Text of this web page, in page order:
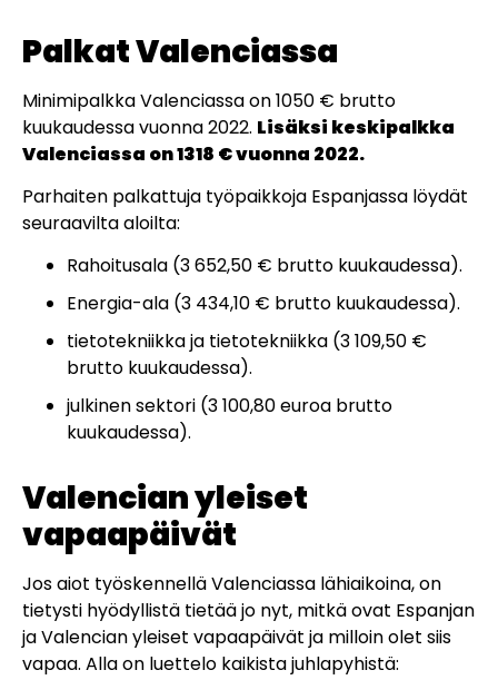
Palkat Valenciassa
Minimipalkka Valenciassa on 1050 € brutto
kuukaudessa vuonna 2022. Lisäksi keskipalkka
Valenciassa on 1318 € vuonna 2022.
Parhaiten palkattuja työpaikkoja Espanjassa löydät
seuraavilta aloilta:
Rahoitusala (3 652,50 € brutto kuukaudessa).
Energia-ala (3 434,10 € brutto kuukaudessa).
tietotekniikka ja tietotekniikka (3 109,50 €
brutto kuukaudessa).
julkinen sektori (3 100,80 euroa brutto
kuukaudessa).
Valencian yleiset
vapaapäivät
Jos aiot työskennellä Valenciassa lähiaikoina, on
tietysti hyödyllistä tietää jo nyt, mitkä ovat Espanjan
ja Valencian yleiset vapaapäivät ja milloin olet siis
vapaa. Alla on luettelo kaikista juhlapyhistä: